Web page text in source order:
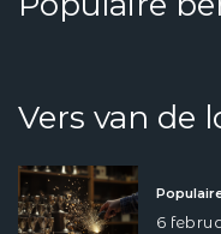
Vers van de
6